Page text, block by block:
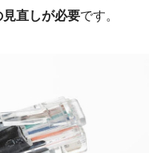
直しが必要です。